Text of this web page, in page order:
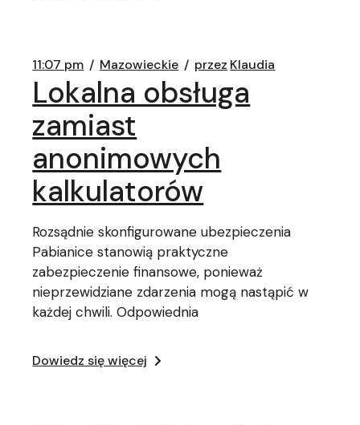
11:07 pm Mazowieckie przez Klaudia
Lokalna obsługa
zamiast
anonimowych
kalkulatorów
Rozsądnie skonfigurowane ubezpieczenia
Pabianice stanowią praktyczne
zabezpieczenie finansowe, ponieważ
nieprzewidziane zdarzenia mogą nastąpić w
każdej chwili. Odpowiednia
Dowiedz się więcej